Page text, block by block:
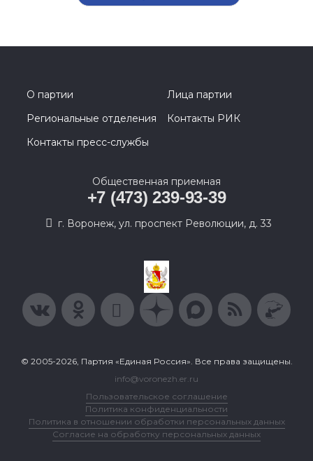
О партии
Лица партии
Региональные отделения
Контакты РИК
Контакты пресс-службы
Общественная приемная
+7 (473) 239-93-39
г. Воронеж, ул. проспект Революции, д. 33
© 2005-2026, Партия «Единая Россия». Все права защищены.
info@voronezh.er.ru
Пользовательское соглашение
Политика конфиденциальности
Политика в отношении обработки персональных данных
Согласие на обработку персональных данных